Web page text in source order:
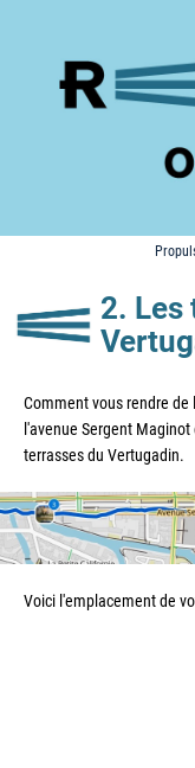
2. Les
Comment vous rendre de
l'avenue Sergent
terrasses du Vertugadin.
Voici l'emplacement de